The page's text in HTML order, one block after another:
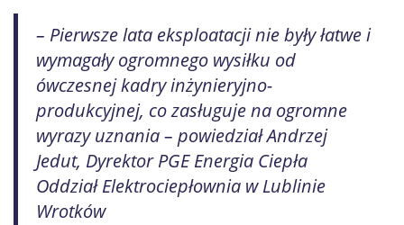
– Pierwsze lata eksploatacji nie były łatwe i
wymagały ogromnego wysiłku od
ówczesnej kadry inżynieryjno-
produkcyjnej, co zasługuje na ogromne
wyrazy uznania – powiedział Andrzej
Jedut, Dyrektor PGE Energia Ciepła
Oddział Elektrociepłownia w Lublinie
Wrotków